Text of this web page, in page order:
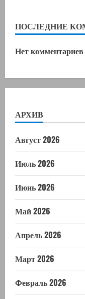
ПОСЛЕДНИЕ
Нет
АРХИВ
Август 2026
Июль 2026
Июнь 2026
Май 2026
Апрель 2026
Март 2026
Февраль 2026